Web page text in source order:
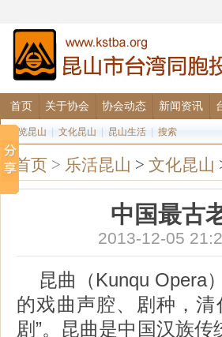
首页 关于协会 协会动态 新闻资讯
图览昆山 文化昆山 昆山生活 搜索
首页 > 乐活昆山 > 文化昆山
中国最古
2013-12-05
昆曲（Kunqu Opera
的戏曲声腔、剧种，清
剧”。昆曲是中国汉族